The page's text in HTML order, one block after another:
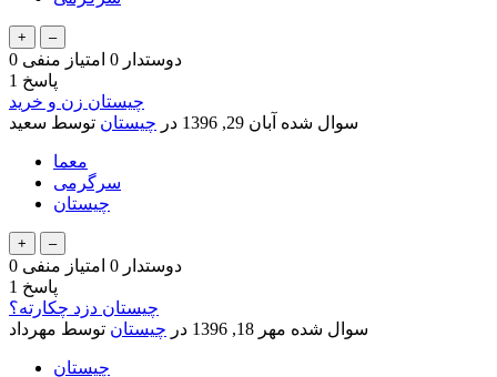
0 دوستدار 0 امتیاز منفی
1 پاسخ
چیستان زن و خرید
سوال شده آبان 29, 1396 در چیستان توسط سعید
معما
سرگرمی
چیستان
0 دوستدار 0 امتیاز منفی
1 پاسخ
چیستان دزد چکارته؟
سوال شده مهر 18, 1396 در چیستان توسط مهرداد
چیستان